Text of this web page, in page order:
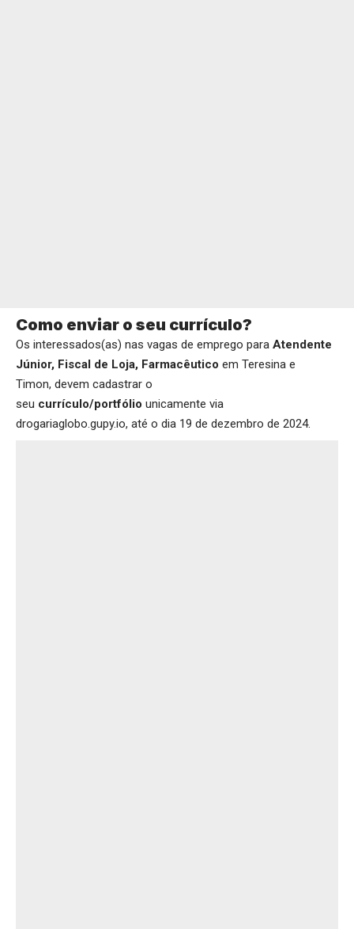
Como enviar o seu currículo?
Os interessados(as) nas vagas de emprego para Atendente
Júnior, Fiscal de Loja, Farmacêutico em Teresina e
Timon, devem cadastrar o
seu currículo/portfólio unicamente via
drogariaglobo.gupy.io, até o dia 19 de dezembro de 2024.